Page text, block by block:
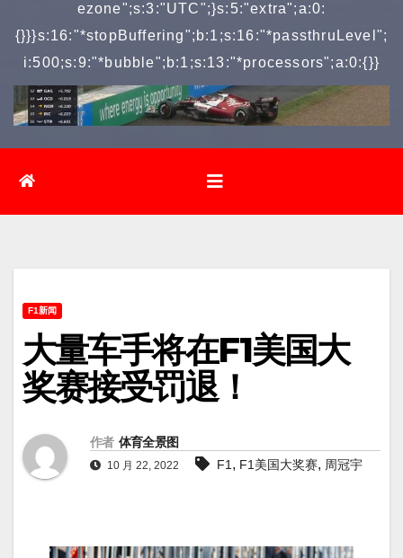
ezone";s:3:"UTC";}s:5:"extra";a:0:
{}}}s:16:"*stopBuffering";b:1;s:16:"*passthruLevel";
i:500;s:9:"*bubble";b:1;s:13:"*processors";a:0:{}}
F1新闻
大量车手将在F1美国大
奖赛接受罚退！
作者 体育全景图
10 月 22, 2022 F1, F1美国大奖赛, 周冠宇